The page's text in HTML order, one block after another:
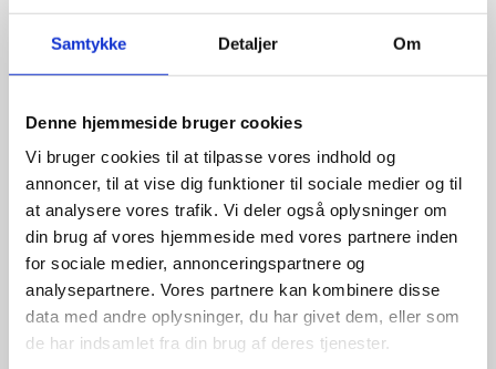
Samtykke Detaljer Om
Denne hjemmeside bruger cookies
Vi bruger cookies til at tilpasse vores indhold og
annoncer, til at vise dig funktioner til sociale medier og til
at analysere vores trafik. Vi deler også oplysninger om
din brug af vores hjemmeside med vores partnere inden
for sociale medier, annonceringspartnere og
analysepartnere. Vores partnere kan kombinere disse
data med andre oplysninger, du har givet dem, eller som
de har indsamlet fra din brug af deres tjenester.
Stærke
leverandører
giver større
udvalg
For at sikre høj kvalitet og stor
leveringssikkerhed samarbejder vi
med de største og mest
anerkendte leverandører inden for